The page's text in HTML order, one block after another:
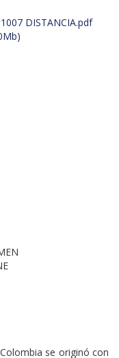
DISTANCIA.pdf
se originó con